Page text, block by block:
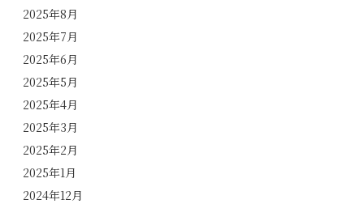
2025年8月
2025年7月
2025年6月
2025年5月
2025年4月
2025年3月
2025年2月
2025年1月
2024年12月